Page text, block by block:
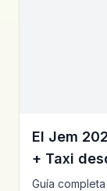
El Jem
+ Taxi
Guía